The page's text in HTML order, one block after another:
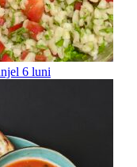
6 luni